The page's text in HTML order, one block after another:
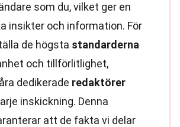
som du, vilket ger en
insikter och information. För
de högsta standarderna
och tillförlitlighet,
dedikerade redaktörer
inskickning. Denna
att de fakta vi delar